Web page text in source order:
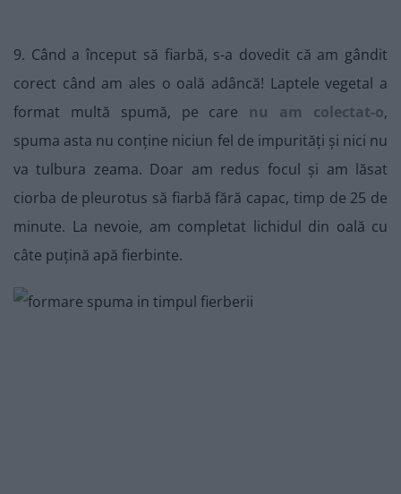
9. Când a început să fiarbă, s-a dovedit că am gândit
corect când am ales o oală adâncă! Laptele vegetal a
format multă spumă, pe care nu am colectat-o,
spuma asta nu conține niciun fel de impurități și nici nu
va tulbura zeama. Doar am redus focul și am lăsat
ciorba de pleurotus să fiarbă fără capac, timp de 25 de
minute. La nevoie, am completat lichidul din oală cu
câte puțină apă fierbinte.